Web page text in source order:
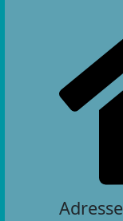
Adresse